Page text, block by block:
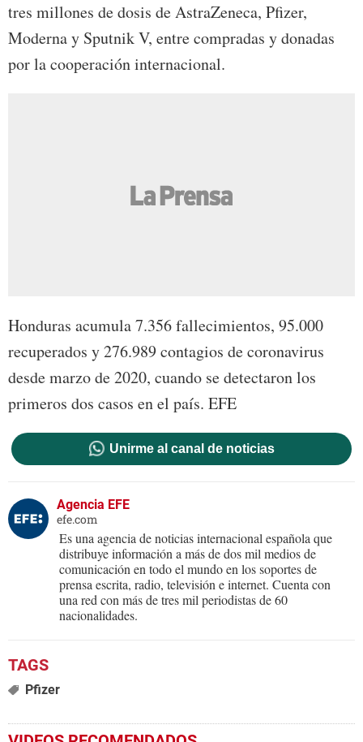
tres millones de dosis de AstraZeneca, Pfizer,
Moderna y Sputnik V, entre compradas y donadas
por la cooperación internacional.
Honduras acumula 7.356 fallecimientos, 95.000
recuperados y 276.989 contagios de coronavirus
desde marzo de 2020, cuando se detectaron los
primeros dos casos en el país. EFE
Unirme al canal de noticias
Agencia EFE
efe.com
Es una agencia de noticias internacional española que
distribuye información a más de dos mil medios de
comunicación en todo el mundo en los soportes de
prensa escrita, radio, televisión e internet. Cuenta con
una red con más de tres mil periodistas de 60
nacionalidades.
Pfizer